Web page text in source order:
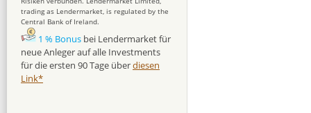
trading as Lendermarket, is regulated by the
Central Bank of Ireland.
1 % Bonus bei Lendermarket für
neue Anleger auf alle Investments
für die ersten 90 Tage überdiesen
Link*